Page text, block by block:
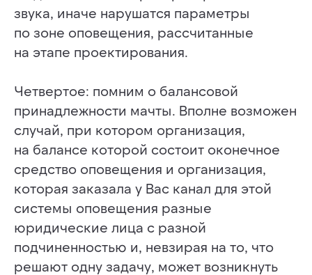
звука, иначе нарушатся параметры
по зоне оповещения, рассчитанные
на этапе проектирования.
Четвертое: помним о балансовой
принадлежности мачты. Вполне возможен
случай, при котором организация,
на балансе которой состоит оконечное
средство оповещения и организация,
которая заказала у Вас канал для этой
системы оповещения разные
юридические лица с разной
подчиненностью и, невзирая на то, что
решают одну задачу, может возникнуть
© 2014-2025 Infostrata
О сервисе
+7 (812) 909-72-00
ooo@infostrata.ru
192029, Санкт-Петербург,
ул. Бабушкина, д. 3, литера А,
офис 422
Telegram